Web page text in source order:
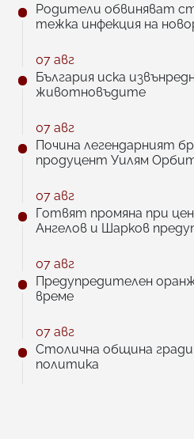
Родители обвиняват
тежка инфекция на
07 авг
България иска
животновъдите
07 авг
Почина легендарният
продуцент Уилям
07 авг
Готвят промяна при
Ангелов и Шарков
07 авг
Предупредителен
време
07 авг
Столична община
политика